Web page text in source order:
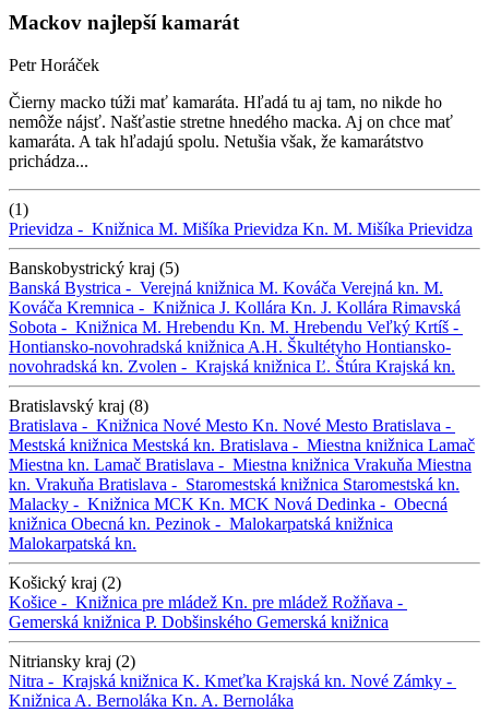
Mackov najlepší kamarát
Petr Horáček
Čierny macko túži mať kamaráta. Hľadá tu aj tam, no nikde ho
nemôže nájsť. Našťastie stretne hnedého macka. Aj on chce mať
kamaráta. A tak hľadajú spolu. Netušia však, že kamarátstvo
prichádza...
(1)
Prievidza - Knižnica M. Mišíka Prievidza Kn. M. Mišíka Prievidza
Banskobystrický kraj (5)
Banská Bystrica - Verejná knižnica M. Kováča Verejná kn. M.
Kováča Kremnica - Knižnica J. Kollára Kn. J. Kollára Rimavská
Sobota - Knižnica M. Hrebendu Kn. M. Hrebendu Veľký Krtíš -
Hontiansko-novohradská knižnica A.H. Škultétyho Hontiansko-
novohradská kn. Zvolen - Krajská knižnica Ľ. Štúra Krajská kn.
Bratislavský kraj (8)
Bratislava - Knižnica Nové Mesto Kn. Nové Mesto Bratislava -
Mestská knižnica Mestská kn. Bratislava - Miestna knižnica Lamač
Miestna kn. Lamač Bratislava - Miestna knižnica Vrakuňa Miestna
kn. Vrakuňa Bratislava - Staromestská knižnica Staromestská kn.
Malacky - Knižnica MCK Kn. MCK Nová Dedinka - Obecná
knižnica Obecná kn. Pezinok - Malokarpatská knižnica
Malokarpatská kn.
Košický kraj (2)
Košice - Knižnica pre mládež Kn. pre mládež Rožňava -
Gemerská knižnica P. Dobšinského Gemerská knižnica
Nitriansky kraj (2)
Nitra - Krajská knižnica K. Kmeťka Krajská kn. Nové Zámky -
Knižnica A. Bernoláka Kn. A. Bernoláka